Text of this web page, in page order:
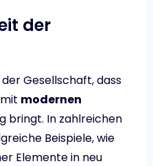
der
Gesellschaft, dass
mit modernen
bringt. In zahlreichen
Beispiele, wie
Elemente in neu